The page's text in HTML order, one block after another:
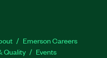
Emerson Careers
Quality Events